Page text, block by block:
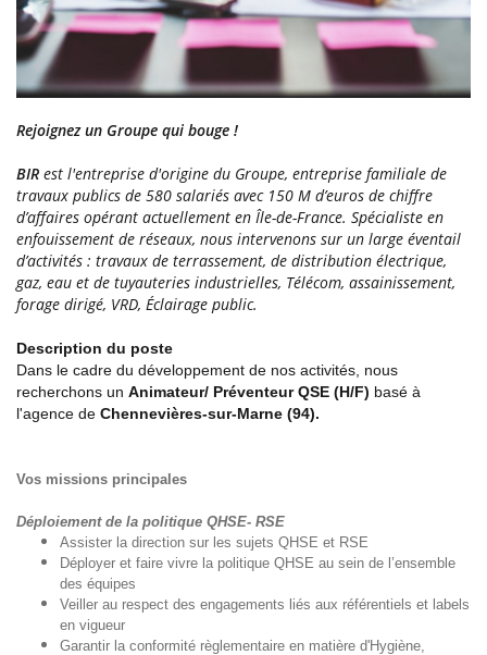
Rejoignez un Groupe qui bouge !
BIR est l'entreprise d'origine du Groupe, entreprise familiale de
travaux publics de 580 salariés avec 150 M d’euros de chiffre
d’affaires opérant actuellement en Île-de-France. Spécialiste en
enfouissement de réseaux, nous intervenons sur un large éventail
d’activités : travaux de terrassement, de distribution électrique,
gaz, eau et de tuyauteries industrielles, Télécom, assainissement,
forage dirigé, VRD, Éclairage public.
Description du poste
Dans le cadre du développement de nos activités, nous
recherchons un Animateur/ Préventeur QSE (H/F) basé à
l'agence de Chennevières-sur-Marne (94).
Vos missions principales
Déploiement de la politique QHSE- RSE
Assister la direction sur les sujets QHSE et RSE
Déployer et faire vivre la politique QHSE au sein de l’ensemble
des équipes
Veiller au respect des engagements liés aux référentiels et labels
en vigueur
Garantir la conformité règlementaire en matière d'Hygiène,